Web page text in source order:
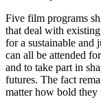
Five film programs
that deal with
for a sustainable and
can all be attended
and to take part in
futures. The fact
matter how bold they